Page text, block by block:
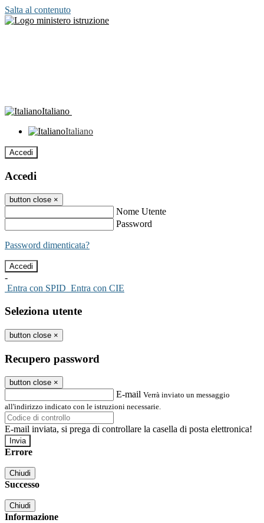
Salta al contenuto
Italiano
Italiano
Accedi
Accedi
button close ×
Nome Utente
Password
Password dimenticata?
-
Entra con SPID Entra con CIE
Seleziona utente
button close ×
Recupero password
button close ×
E-mail Verrà inviato un messaggio
all'indirizzo indicato con le istruzioni necessarie.
E-mail inviata, si prega di controllare la casella di posta elettronica!
Errore
Chiudi
Successo
Chiudi
Informazione